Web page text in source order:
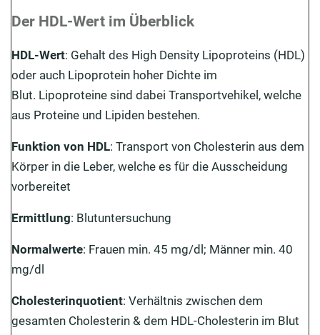
Was ist der Unterschied zwischen LDL- & HDL-Wert?
Wie wird der HDL-Wert bestimmt?
LDL- & HDL-Werte: Was bedeutet der
Was sind die Ursachen für einen niedrigen HDL-Wert?
Wie kann man den HDL-Wert erhöhen?
Fazit
Der HDL-Wert im Überblick
HDL-Wert: Gehalt des High Density Lipoproteins (HDL)
oder auch Lipoprotein hoher Dichte im
Blut. Lipoproteine sind dabei Transportvehikel, welche
aus Proteine und Lipiden bestehen.
Funktion von HDL: Transport von Cholesterin aus dem
Körper in die Leber, welche es für die Ausscheidung
vorbereitet
Ermittlung: Blutuntersuchung
Normalwerte: Frauen min. 45 mg/dl; Männer min. 40
mg/dl
Cholesterinquotient: Verhältnis zwischen dem
gesamten Cholesterin & dem HDL-Cholesterin im Blut